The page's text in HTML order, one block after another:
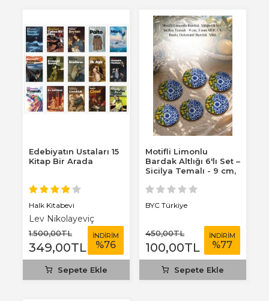
Edebiyatın Ustaları 15
Kitap Bir Arada
Halk Kitabevi
Lev Nikolayeviç
Tolstoy
1.500,00TL
349,00TL
İNDİRİM
%76
Sepete Ekle
Motifli Limonlu
Bardak Altlığı 6'lı Set –
Sicilya Temalı - 9 cm,
BYC Türkiye
450,00TL
100,00TL
İNDİRİM
%77
Sepete Ekle